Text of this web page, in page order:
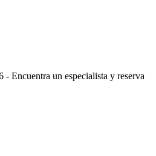
Encuentra un especialista y reserva